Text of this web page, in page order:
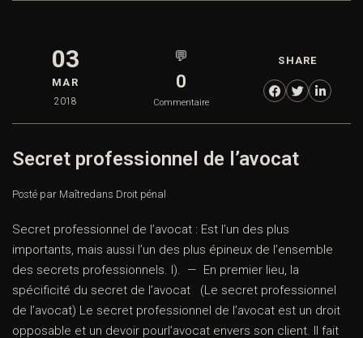
03
MAR
2018
💬
0
Commentaire
SHARE
Secret professionnel de l’avocat
Posté par Maîtredans Droit pénal
Secret professionnel de l’avocat : Est l’un des plus
importants, mais aussi l’un des plus épineux de l’ensemble
des secrets professionnels. I). — En premier lieu, la
spécificité du secret de l’avocat (Le secret professionnel
de l’avocat) Le secret professionnel de l’avocat est un droit
opposable et un devoir pourl’avocat envers son client. Il fait